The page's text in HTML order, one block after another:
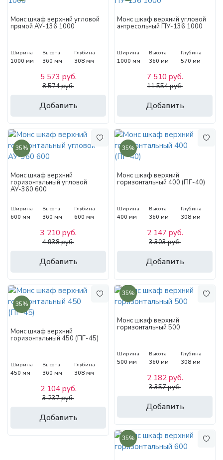
Монс шкаф верхний угловой
прямой АУ-136 1000
Ширина
1000 мм
Высота
360 мм
Глубина
308 мм
Добавить
5 573 руб.
8 574 руб.
Монс шкаф верхний угловой
антресольный ПУ-136 1000
Ширина
1000 мм
Высота
360 мм
Глубина
570 мм
Добавить
7 510 руб.
11 554 руб.
35%
Монс шкаф верхний
горизонтальный угловой
АУ-360 600
Ширина
600 мм
Высота
360 мм
Глубина
600 мм
Добавить
3 210 руб.
4 938 руб.
35%
Монс шкаф верхний
горизонтальный 400 (ПГ-40)
Ширина
400 мм
Высота
360 мм
Глубина
308 мм
Добавить
2 147 руб.
3 303 руб.
35%
Монс шкаф верхний
горизонтальный 450 (ПГ-45)
Ширина
450 мм
Высота
360 мм
Глубина
308 мм
Добавить
2 104 руб.
3 237 руб.
35%
Монс шкаф верхний
горизонтальный 500
Ширина
500 мм
Высота
360 мм
Глубина
308 мм
Добавить
2 182 руб.
3 357 руб.
35%